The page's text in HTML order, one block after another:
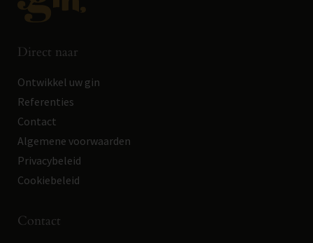
Direct naar
Ontwikkel uw gin
Referenties
Contact
Algemene voorwaarden
Privacybeleid
Cookiebeleid
Contact